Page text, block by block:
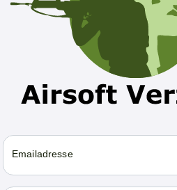
Emailadresse